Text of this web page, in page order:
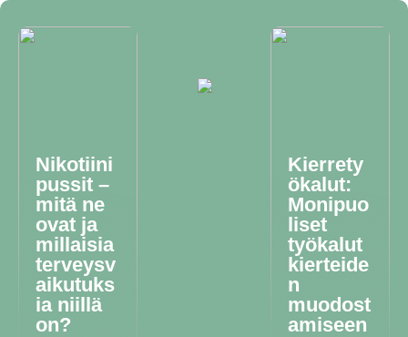
Nikotiini
pussit –
mitä ne
ovat ja
millaisia
terveysv
aikutuks
ia niillä
on?
Kierrety
ökalut:
Monipuo
liset
työkalut
kierteide
n
muodost
amiseen